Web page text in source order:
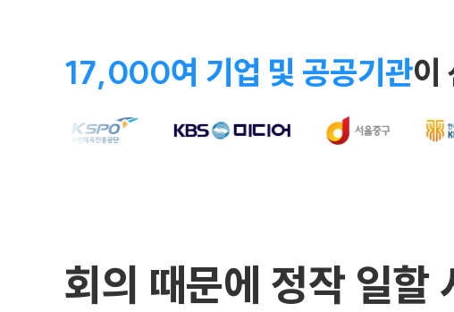
17,000여 기업 및 공공기관이
회의 때문에 정작 일할